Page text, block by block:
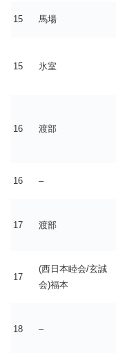
15 馬場
15 氷室
16 渡部
16 –
17 渡部
17
(西日本睦会/玄誠
会)福本
18 –